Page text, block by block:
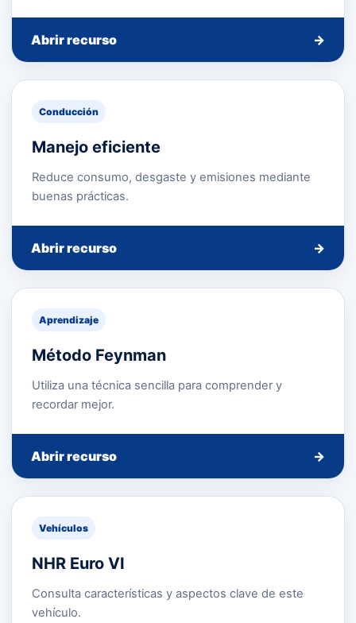
Abrir recurso →
Conducción
Manejo eficiente
Reduce consumo, desgaste y emisiones mediante
buenas prácticas.
Abrir recurso →
Aprendizaje
Método Feynman
Utiliza una técnica sencilla para comprender y
recordar mejor.
Abrir recurso →
Vehículos
NHR Euro VI
Consulta características y aspectos clave de este
vehículo.